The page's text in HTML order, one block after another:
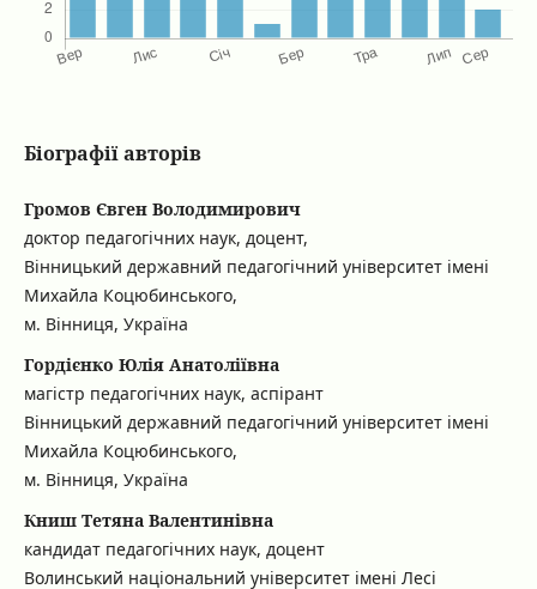
Біографії авторів
Громов Євген Володимирович
доктор педагогічних наук, доцент,
Вінницький державний педагогічний університет імені
Михайла Коцюбинського,
м. Вінниця, Україна
Гордієнко Юлія Анатоліївна
магістр педагогічних наук, аспірант
Вінницький державний педагогічний університет імені
Михайла Коцюбинського,
м. Вінниця, Україна
Книш Тетяна Валентинівна
кандидат педагогічних наук, доцент
Волинський національний університет імені Лесі